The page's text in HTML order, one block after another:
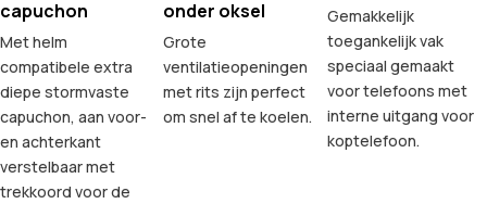
capuchon
Met helm
compatibele extra
diepe stormvaste
capuchon, aan voor-
en achterkant
verstelbaar met
trekkoord voor de
onder oksel
Grote
ventilatieopeningen
met rits zijn perfect
om snel af te koelen.
Gemakkelijk
toegankelijk vak
speciaal gemaakt
voor telefoons met
interne uitgang voor
koptelefoon.